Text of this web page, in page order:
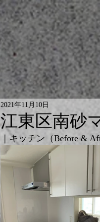
江東区南砂
2021年11月10日
｜キッチン（Before &